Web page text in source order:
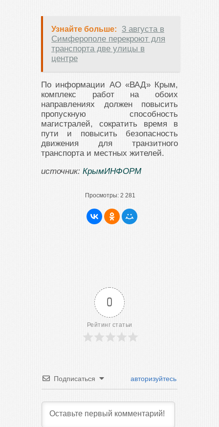
Узнайте больше:
3 августа в
Симферополе перекроют для
транспорта две улицы в
центре
По информации АО «ВАД» Крым,
комплекс работ на обоих
направлениях должен повысить
пропускную способность
магистралей, сократить время в
пути и повысить безопасность
движения для транзитного
транспорта и местных жителей.
источник: КрымИНФОРМ
Просмотры: 2 281
0
Рейтинг статьи
Подписаться авторизуйтесь